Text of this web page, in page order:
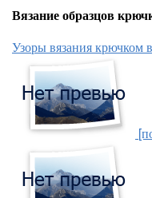
Вязание образцов
Узоры вязания крючком